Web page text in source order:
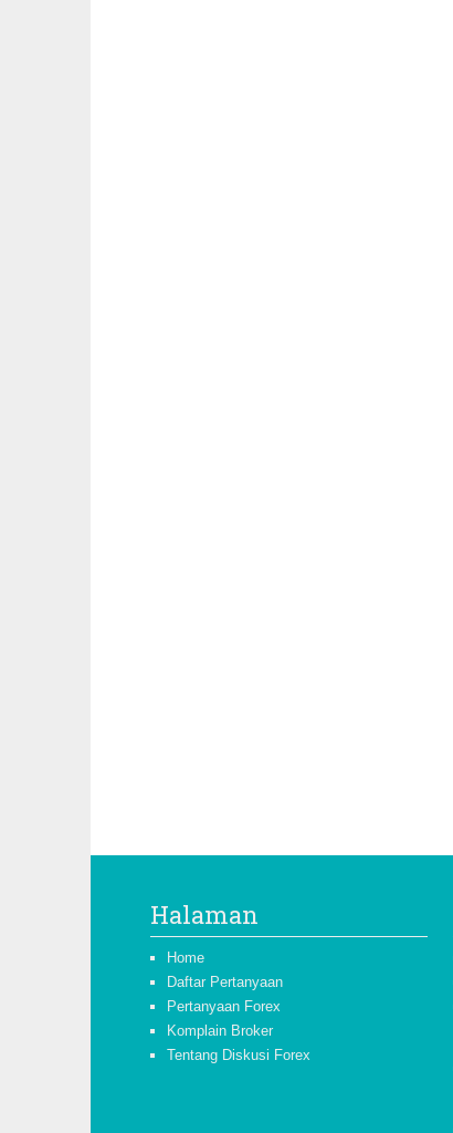
Halaman
Home
Daftar Pertanyaan
Pertanyaan Forex
Komplain Broker
Tentang Diskusi Forex